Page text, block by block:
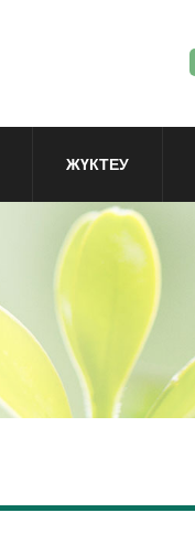
ЖҮКТЕУ